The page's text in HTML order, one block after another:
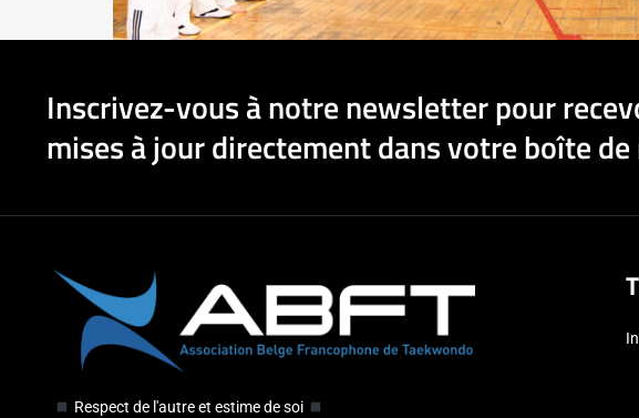
Inscrivez-vous à notre newsletter pour
mises à jour directement dans votre boîte
Respect de l'autre et estime de soi